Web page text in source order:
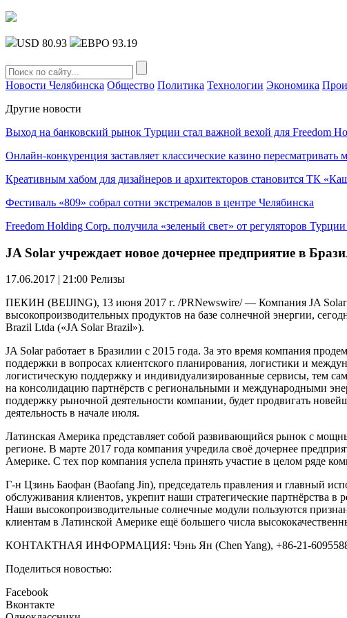
USD 80.93 ЕВРО 93.19
Новости Челябинска Общество Политика Технологии Экономика
Другие новости
Выход на банковский рынок Турции стал важной вехой для Freedom
Онлайн-конкуренция заставляет классические казино пересматривать
Креативным хабом для дизайнеров и архитекторов становится ТК
Фестиваль «809» собрал сотни экстремалов в центре Челябинска
Freedom Holding Corp. получила «зеленый свет» от регуляторов
JA Solar учреждает новое дочернее предприятие в
17.06.2017 | 21:00 Релизы
ПЕКИН (BEIJING), 13 июня 2017 г. /PRNewswire/ — Компания JA Solar
высокопроизводительных продуктов на базе солнечной энергии,
Brazil Ltda («JA Solar Brazil»).
JA Solar работает в Бразилии с 2015 года. За это время компания
поддержки в вопросах клиентского планирования, логистики и
логистическую поддержку и индивидуализированные сервисы, тем
на консолидацию партнёрств с региональными и международными
поддержку рыночной деятельности компании, будет продвигать
деятельность в начале июля.
Латинская Америка представляет собой развивающийся рынок с
регионе. В марте 2017 года компания учредила своё дочернее
Америке. С тех пор компания успела принять участие в целом ряде
Г-н Цзинь Баофан (Baofang Jin), председатель правления и главный
обслуживания клиентов, укрепит наши стратегические партнёрства
Наши высокопроизводительные солнечные модули пользуются
клиентам в Латинской Америке ещё большего числа
КОНТАКТНАЯ ИНФОРМАЦИЯ: Чэнь Ян (Chen Yang), +86-21-60955888/
Поделиться новостью:
Facebook
Вконтакте